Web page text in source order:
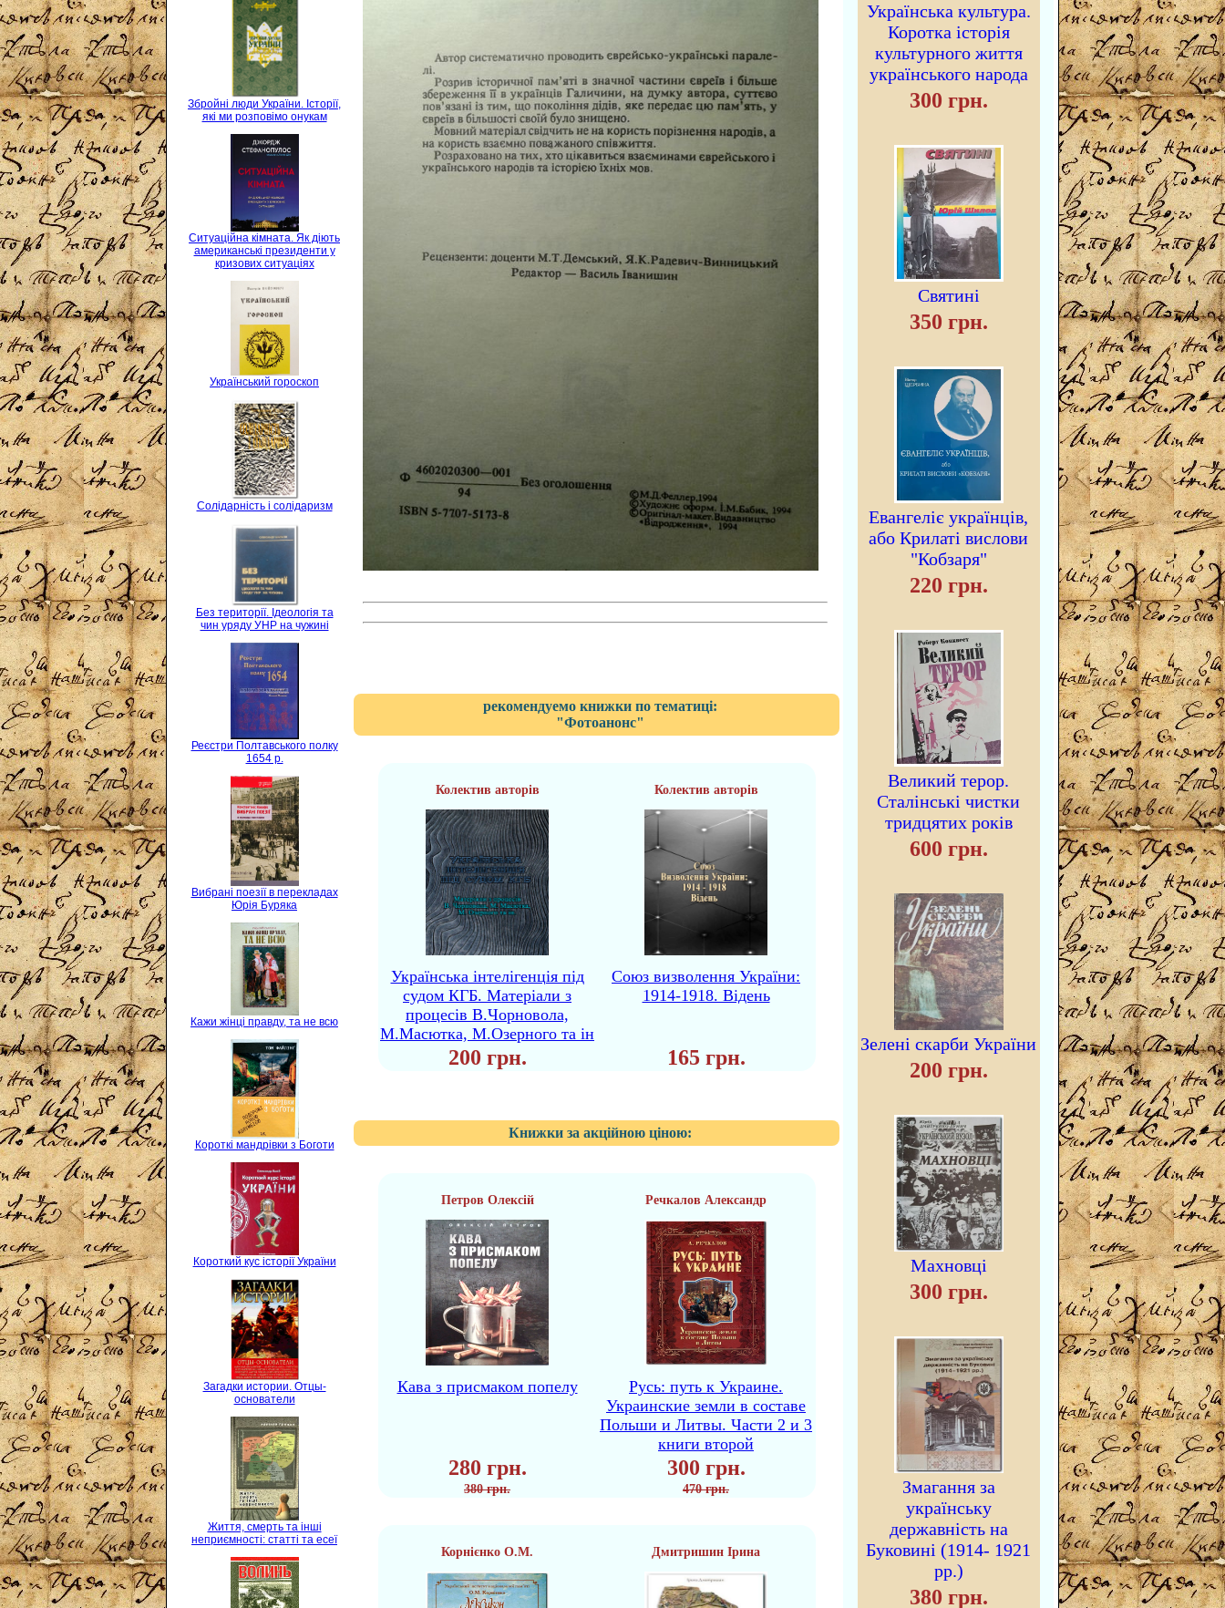
Збройні люди України. Історії,
які ми розповімо онукам
Ситуаційна кімната. Як діють
американські президенти у
кризових ситуаціях
Український гороскоп
Солідарність і солідаризм
Без території. Ідеологія та
чин уряду УНР на чужині
Реєстри Полтавського полку
1654 р.
Вибрані поезії в перекладах
Юрія Буряка
Кажи жінці правду, та не всю
Короткі мандрівки з Боготи
Короткий кус історії України
Загадки истории. Отцы-
основатели
Життя, смерть та інші
неприємності: статті та есеї
рекомендуемо книжки по тематиці:
"Фотоанонс"
Колектив авторів Колектив авторів
Українська інтелігенція під
судом КГБ. Матеріали з
процесів В.Чорновола,
М.Масютка, М.Озерного та ін
Союз визволення України:
1914-1918. Відень
200 грн. 165 грн.
Книжки за акційною ціною:
Петров Олексій Речкалов Александр
Кава з присмаком попелу
Русь: путь к Украине.
Украинские земли в составе
Польши и Литвы. Части 2 и 3
книги второй
280 грн. 300 грн.
380 грн. 470 грн.
Корнієнко О.М. Дмитришин Ірина
Українська культура.
Коротка історія
культурного життя
українського народа
300 грн.
Святині
350 грн.
Евангеліє українців,
або Крилаті вислови
"Кобзаря"
220 грн.
Великий терор.
Сталінські чистки
тридцятих років
600 грн.
Зелені скарби України
200 грн.
Махновці
300 грн.
Змагання за
українську
державність на
Буковині (1914- 1921
рр.)
380 грн.